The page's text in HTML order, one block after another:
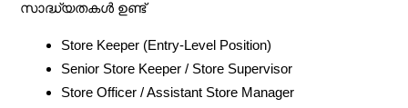
സാദ്ധ്യതകൾ ഉണ്ട്
Store Keeper (Entry-Level Position)
Senior Store Keeper / Store Supervisor
Store Officer / Assistant Store Manager